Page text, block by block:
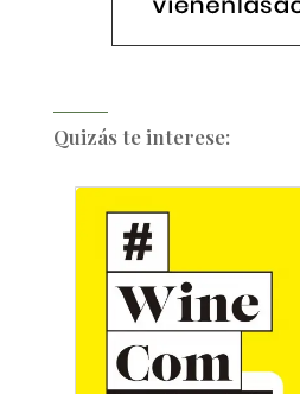
Quizás te interese: